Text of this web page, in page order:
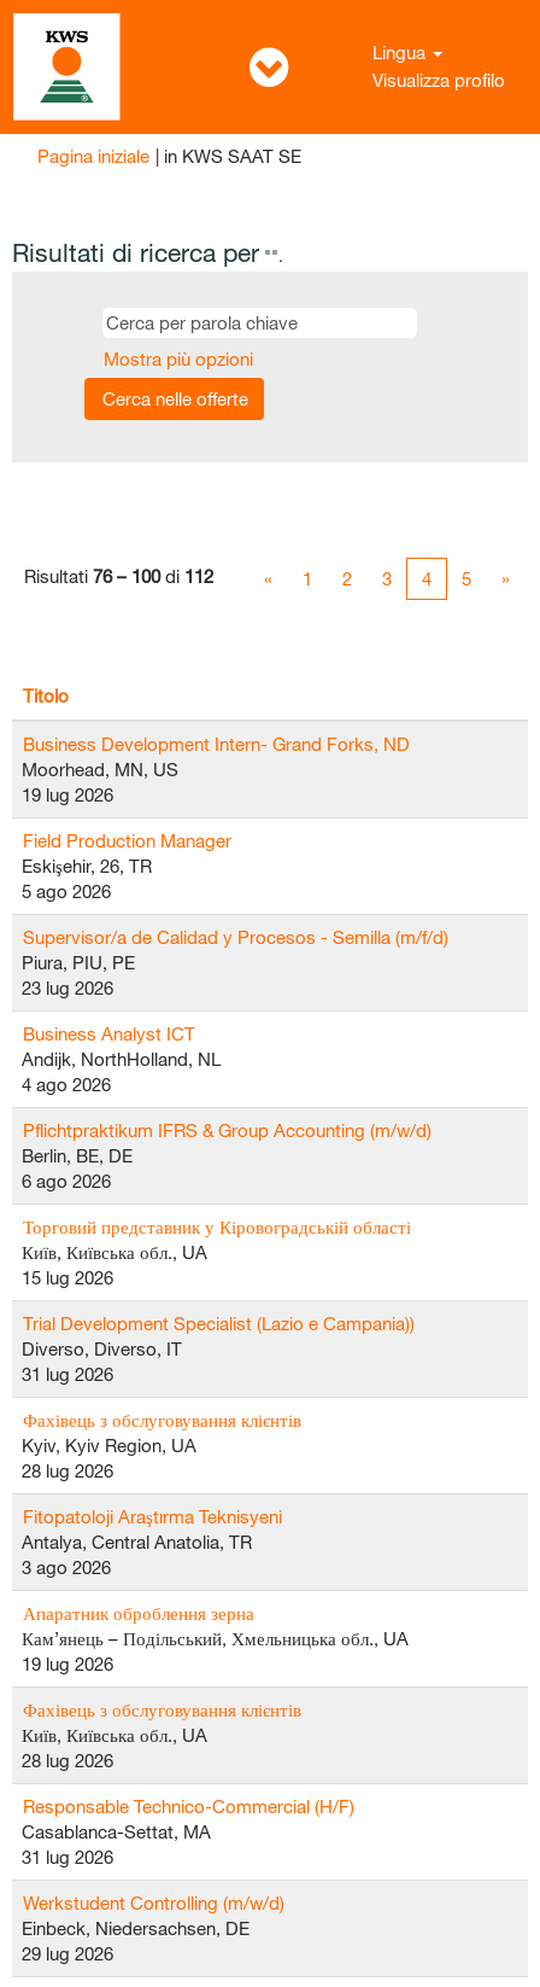
Lingua
Visualizza profilo
Pagina iniziale | in KWS SAAT SE(pagina
Risultati di ricerca per "".
Mostra più opzioni
Risultati 76 – 100di 112 « 1 2 3 4 5 »
Titolo
Business Development Intern- Grand Forks, ND
Moorhead, MN, US
19 lug 2026
Field Production Manager
Eskişehir, 26, TR
5 ago 2026
Supervisor/a de Calidad y Procesos - Semilla (m/f/d)
Piura, PIU, PE
23 lug 2026
Business Analyst ICT
Andijk, NorthHolland, NL
4 ago 2026
Pflichtpraktikum IFRS & Group Accounting (m/w/d)
Berlin, BE, DE
6 ago 2026
Торговий представник у Кіровоградській області
Київ, Київська обл., UA
15 lug 2026
Trial Development Specialist (Lazio e Campania))
Diverso, Diverso, IT
31 lug 2026
Фахівець з обслуговування клієнтів
Kyiv, Kyiv Region, UA
28 lug 2026
Fitopatoloji Araştırma Teknisyeni
Antalya, Central Anatolia, TR
3 ago 2026
Апаратник оброблення зерна
Кам’янець – Подільський, Хмельницька обл., UA
19 lug 2026
Фахівець з обслуговування клієнтів
Київ, Київська обл., UA
28 lug 2026
Responsable Technico-Commercial (H/F)
Casablanca-Settat, MA
31 lug 2026
Werkstudent Controlling (m/w/d)
Einbeck, Niedersachsen, DE
29 lug 2026